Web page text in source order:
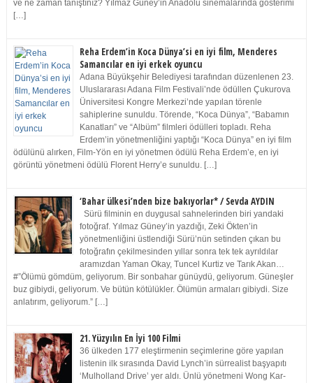
ve ne zaman tanıştınız? Yılmaz Güney’in Anadolu sinemalarında gösterimi
[…]
Reha Erdem’in Koca Dünya’si en iyi film, Menderes
Samancılar en iyi erkek oyuncu
Adana Büyükşehir Belediyesi tarafından düzenlenen 23.
Uluslararası Adana Film Festivali’nde ödüllen Çukurova
Üniversitesi Kongre Merkezi’nde yapılan törenle
sahiplerine sunuldu. Törende, “Koca Dünya”, “Babamın
Kanatları” ve “Albüm” filmleri ödülleri topladı. Reha
Erdem’in yönetmenliğini yaptığı “Koca Dünya” en iyi film
ödülünü alırken, Film-Yön en iyi yönetmen ödülü Reha Erdem’e, en iyi
görüntü yönetmeni ödülü Florent Herry’e sunuldu. […]
‘Bahar ülkesi’nden bize bakıyorlar* / Sevda AYDIN
Sürü filminin en duygusal sahnelerinden biri yandaki
fotoğraf. Yılmaz Güney’in yazdığı, Zeki Ökten’in
yönetmenliğini üstlendiği Sürü’nün setinden çıkan bu
fotoğrafın çekilmesinden yıllar sonra tek tek ayrıldılar
aramızdan Yaman Okay, Tuncel Kurtiz ve Tarık Akan…
#”Ölümü gömdüm, geliyorum. Bir sonbahar günüydü, geliyorum. Güneşler
buz gibiydi, geliyorum. Ve bütün kötülükler. Ölümün armaları gibiydi. Size
anlatırım, geliyorum.” […]
21. Yüzyılın En İyi 100 Filmi
36 ülkeden 177 eleştirmenin seçimlerine göre yapılan
listenin ilk sırasında David Lynch’in sürrealist başyapıtı
‘Mulholland Drive’ yer aldı. Ünlü yönetmeni Wong Kar-